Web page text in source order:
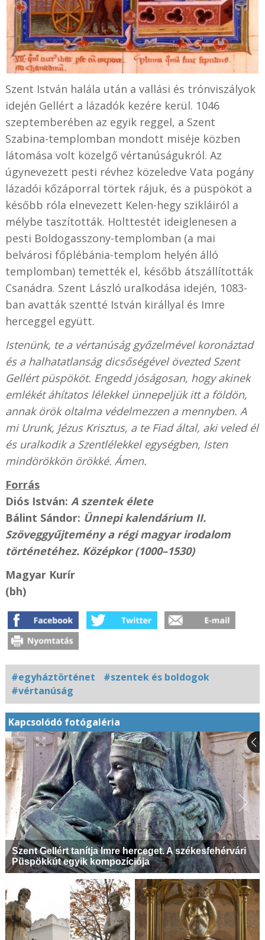
Szent István halála után a vallási és trónviszályok
idején Gellért a lázadók kezére kerül. 1046
szeptemberében az egyik reggel, a Szent
Szabina-templomban mondott miséje közben
látomása volt közelgő vértanúságukról. Az
úgynevezett pesti révhez közeledve Vata pogány
lázadói kőzáporral törtek rájuk, és a püspököt a
később róla elnevezett Kelen-hegy szikláiról a
mélybe taszították. Holttestét ideiglenesen a
pesti Boldogasszony-templomban (a mai
belvárosi főplébánia-templom helyén álló
templomban) temették el, később átszállították
Csanádra. Szent László uralkodása idején, 1083-
ban avatták szentté István királlyal és Imre
herceggel együtt.
Istenünk, te a vértanúság győzelmével koronáztad
és a halhatatlanság dicsőségével övezted Szent
Gellért püspököt. Engedd jóságosan, hogy akinek
emlékét áhítatos lélekkel ünnepeljük itt a földön,
annak örök oltalma védelmezzen a mennyben. A
mi Urunk, Jézus Krisztus, a te Fiad által, aki veled él
és uralkodik a Szentlélekkel egységben, Isten
mindörökkön örökké. Ámen.
Forrás
Diós István: A szentek élete
Bálint Sándor: Ünnepi kalendárium II.
Szöveggyűjtemény a régi magyar irodalom
történetéhez. Középkor (1000–1530)
Magyar Kurír
(bh)
#egyháztörténet
#szentek és boldogok
#vértanúság
Kapcsolódó fotógaléria
Szent Gellért tanítja Imre herceget. A székesfehérvári
Püspökkút egyik kompozíciója